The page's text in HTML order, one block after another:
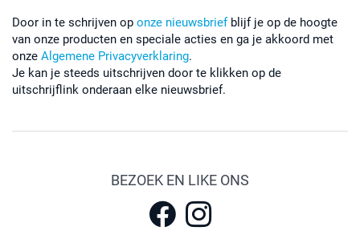
Door in te schrijven op onze nieuwsbriefblijf je op de hoogte
van onze producten en speciale acties en ga je akkoord met
onze Algemene Privacyverklaring.
Je kan je steeds uitschrijven door te klikken op de
uitschrijflink onderaan elke nieuwsbrief.
BEZOEK EN LIKE ONS